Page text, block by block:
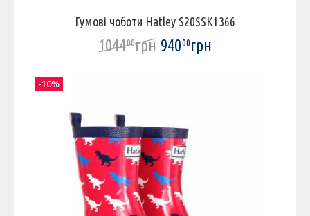
Гумові чоботи Hatley S20SSK1366
104400грн 94000грн
-10%